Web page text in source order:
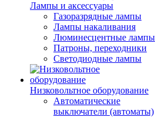
Лампы и аксессуары
Газоразрядные лампы
Лампы накаливания
Люминесцентные лампы
Патроны, переходники
Светодиодные лампы
Низковольтное оборудование
Автоматические
выключатели (автоматы)